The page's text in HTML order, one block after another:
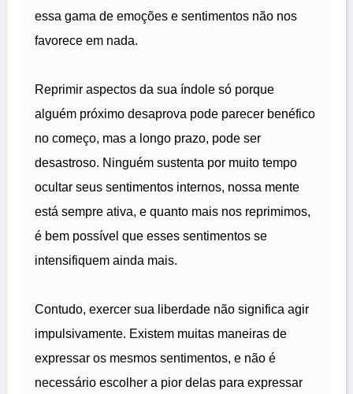
essa gama de emoções e sentimentos não nos
favorece em nada.
Reprimir aspectos da sua índole só porque
alguém próximo desaprova pode parecer benéfico
no começo, mas a longo prazo, pode ser
desastroso. Ninguém sustenta por muito tempo
ocultar seus sentimentos internos, nossa mente
está sempre ativa, e quanto mais nos reprimimos,
é bem possível que esses sentimentos se
intensifiquem ainda mais.
Contudo, exercer sua liberdade não significa agir
impulsivamente. Existem muitas maneiras de
expressar os mesmos sentimentos, e não é
necessário escolher a pior delas para expressar